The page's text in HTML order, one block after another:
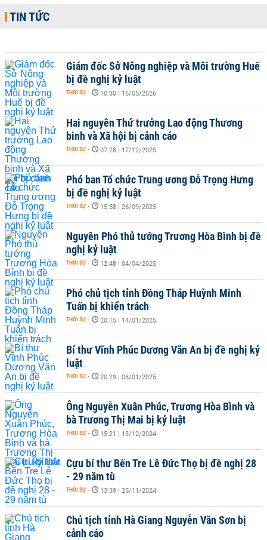
TIN TỨC
Giám đốc Sở Nông nghiệp và Môi trường Huế
bị đề nghị kỷ luật
THỜI SỰ - 10:30 | 16/05/2026
Hai nguyên Thứ trưởng Lao động Thương
binh và Xã hội bị cảnh cáo
THỜI SỰ - 07:28 | 17/12/2025
Phó ban Tổ chức Trung ương Đỗ Trọng Hưng
bị đề nghị kỷ luật
THỜI SỰ - 15:58 | 26/09/2025
Nguyên Phó thủ tướng Trương Hòa Bình bị đề
nghị kỷ luật
THỜI SỰ - 12:48 | 04/04/2025
Phó chủ tịch tỉnh Đồng Tháp Huỳnh Minh
Tuấn bị khiển trách
THỜI SỰ - 20:15 | 14/01/2025
Bí thư Vĩnh Phúc Dương Văn An bị đề nghị kỷ
luật
THỜI SỰ - 20:29 | 08/01/2025
Ông Nguyễn Xuân Phúc, Trương Hòa Bình và
bà Trương Thị Mai bị kỷ luật
THỜI SỰ - 15:21 | 13/12/2024
Cựu bí thư Bến Tre Lê Đức Thọ bị đề nghị 28
- 29 năm tù
THỜI SỰ - 13:39 | 25/11/2024
Chủ tịch tỉnh Hà Giang Nguyễn Văn Sơn bị
cảnh cáo